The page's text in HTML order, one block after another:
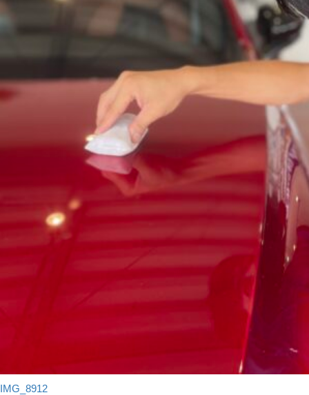
IMG_8912